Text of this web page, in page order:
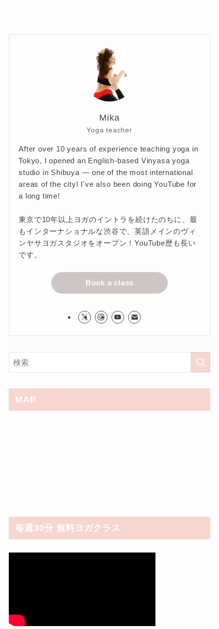
Mika
Yoga teacher
After over 10 years of experience teaching yoga in
Tokyo, I opened an English-based Vinyasa yoga
studio in Shibuya — one of the most international
areas of the city! I've also been doing YouTube for
a long time!
東京で10年以上ヨガのイントラを続けたのちに、最
もインターナショナルな渋谷で、英語メインのヴィ
ンヤサヨガスタジオをオープン！YouTube歴も長い
です。
Book a class
MAP
毎週30分 無料ヨガクラス